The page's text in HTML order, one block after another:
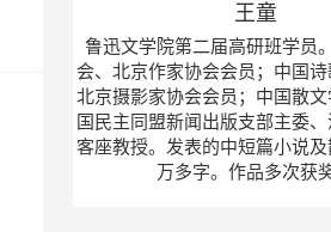
王童
鲁迅文学院第二届高研班学员
会、北京作家协会会员；中国诗
北京摄影家协会会员；中国散
国民主同盟新闻出版支部主委
客座教授。发表的中短篇小说
万多字。作品多次获奖